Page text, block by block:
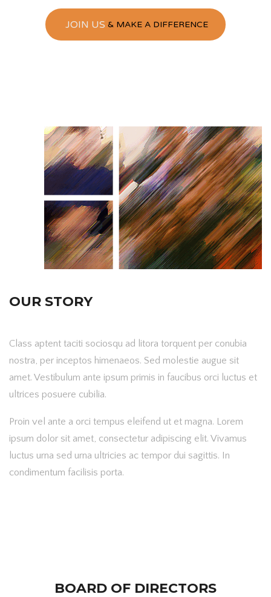
JOIN US & MAKE A DIFFERENCE
OUR STORY
Class aptent taciti sociosqu ad litora torquent per conubia
nostra, per inceptos himenaeos. Sed molestie augue sit
amet. Vestibulum ante ipsum primis in faucibus orci luctus et
ultrices posuere cubilia.
Proin vel ante a orci tempus eleifend ut et magna. Lorem
ipsum dolor sit amet, consectetur adipiscing elit. Vivamus
luctus urna sed urna ultricies ac tempor dui sagittis. In
condimentum facilisis porta.
BOARD OF DIRECTORS